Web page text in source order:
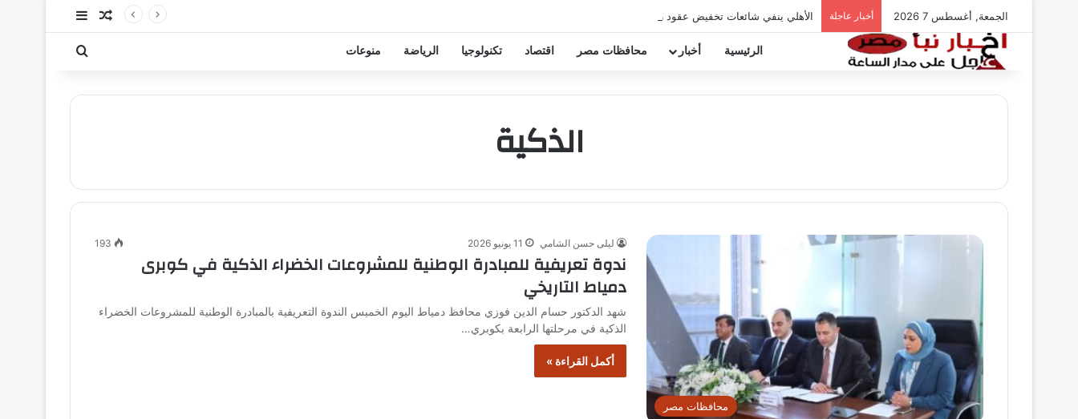
الجمعة, أغسطس 7 2026 أخبار عاجلة الأهلي ينفي شائعات تخفيض عقود زيزو والشناوي مقال عشوائي
إضافة عمود
الرئيسية أخبار محافظات مصر اقتصاد تكنولوجيا الرياضة منوعات بحث عن
الذكية
محافظات مصر
ليلى حسن الشامي 11 يونيو 2026 193
ندوة تعريفية للمبادرة الوطنية للمشروعات الخضراء الذكية في كوبرى
دمياط التاريخي
شهد الدكتور حسام الدين فوزي محافظ دمياط اليوم الخميس الندوة التعريفية بالمبادرة الوطنية للمشروعات الخضراء
الذكية في مرحلتها الرابعة بكوبري…
أكمل القراءة »